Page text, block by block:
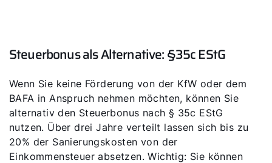
Steuerbonus als Alternative: §35c EStG
Wenn Sie keine Förderung von der KfW oder dem
BAFA in Anspruch nehmen möchten, können Sie
alternativ den Steuerbonus nach § 35c EStG
nutzen. Über drei Jahre verteilt lassen sich bis zu
20% der Sanierungskosten von der
Einkommensteuer absetzen. Wichtig: Sie können